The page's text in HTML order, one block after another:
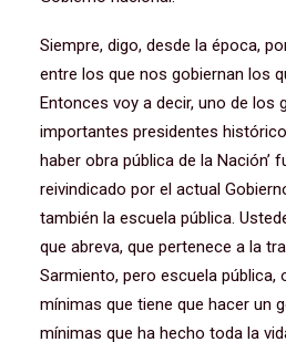
Siempre, digo, desde la época,
entre los que nos gobiernan los
Entonces voy a decir, uno de los
importantes presidentes
haber obra pública de la Nación’
reivindicado por el actual
también la escuela pública.
que abreva, que pertenece a la
Sarmiento, pero escuela pública,
mínimas que tiene que hacer un
mínimas que ha hecho toda la